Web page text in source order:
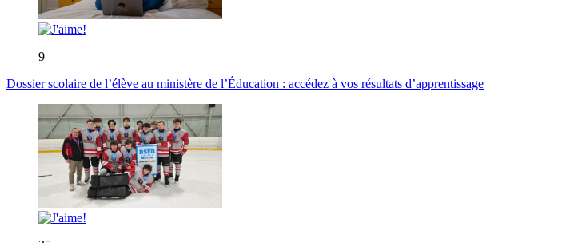
9
Dossier scolaire de l’élève au ministère de l’Éducation : accédez à vos résultats d’apprentissage